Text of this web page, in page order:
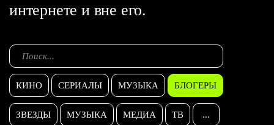
интернете и вне его.
КИНО СЕРИАЛЫ МУЗЫКА БЛОГЕРЫ
ЗВЕЗДЫ МУЗЫКА МЕДИА ТВ ...